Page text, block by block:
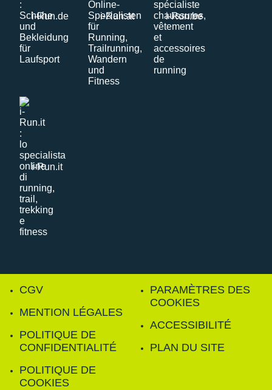
i-Run.de i-Run.at i-Run.be
i-Run.it
CGV
MENTION LÉGALES
POLITIQUE DE
CONFIDENTIALITÉ
POLITIQUE DE
COOKIES
PARAMÈTRES DES
COOKIES
ACCESSIBILITÉ
PLAN DU SITE